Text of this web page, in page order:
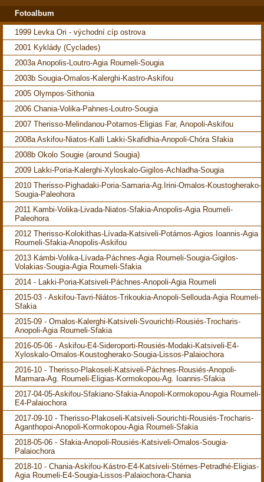
Fotoalbum
1999 Levka Ori - východní cíp ostrova
2001 Kyklády (Cyclades)
2003a Anopolis-Loutro-Agia Roumeli-Sougia
2003b Sougia-Omalos-Kalerghi-Kastro-Askifou
2005 Olympos-Sithonia
2006 Chania-Volika-Pahnes-Loutro-Sougia
2007 Therisso-Melindanou-Potamos-Eligias Far, Anopoli-Askifou
2008a Askifou-Niatos-Kalli Lakki-Skafidhia-Anopoli-Chóra Sfakia
2008b Okolo Sougie (around Sougia)
2009 Lakki-Poria-Kalerghi-Xyloskalo-Gigilos-Achladha-Sougia
2010 Therisso-Pighadaki-Poria-Samaria-Ag.Irini-Omalos-Koustogherako-
Sougia-Paleohora
2011 Kambi-Volika-Livada-Niatos-Sfakia-Anopolis-Agia Roumeli-
Paleohora
2012 Therisso-Kolokithas-Lívada-Katsiveli-Potámos-Agios Ioannis-Agia
Roumeli-Sfakia-Anopolis-Askifou
2013 Kámbi-Volika-Lívada-Páchnes-Agia Roumeli-Sougia-Gigilos-
Volakias-Sougia-Agia Roumeli-Sfakia
2014 - Lakki-Poria-Katsiveli-Páchnes-Anopoli-Agia Roumeli
2015-03 - Askifou-Tavri-Niátos-Trikoukia-Anopoli-Sellouda-Agia Roumeli-
Sfakia
2015-09 - Omalos-Kalerghi-Katsiveli-Svourichti-Rousiés-Trocharis-
Anopoli-Agia Roumeli-Sfakia
2016-05-06 - Askifou-E4-Sideroporti-Rousiés-Modaki-Katsiveli-E4-
Xyloskalo-Omalos-Koustogherako-Sougia-Lissos-Palaiochora
2016-10 - Therisso-Plakoseli-Katsiveli-Páchnes-Rousiés-Anopoli-
Marmara-Ag. Roumeli-Eligias-Kormokopou-Ag. Ioannis-Sfakia
2017-04-05-Askifou-Sfakiano-Sfakia-Anopoli-Kormokopou-Agia Roumeli-
E4-Palaiochora
2017-09-10 - Therisso-Plakoseli-Katsiveli-Sourichti-Rousiés-Trocharis-
Aganthopoi-Anopoli-Kormokopou-Agia Roumeli-Sfakia
2018-05-06 - Sfakia-Anopoli-Rousiés-Katsiveli-Omalos-Sougia-
Palaiochora
2018-10 - Chania-Askifou-Kástro-E4-Katsiveli-Stérnes-Petradhé-Eligias-
Agia Roumeli-E4-Sougia-Lissos-Palaiochora-Chania